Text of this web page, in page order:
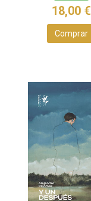
18,00 €
Comprar